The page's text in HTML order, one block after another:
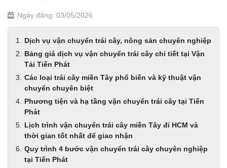
Ngày đăng: 03/05/2026
Dịch vụ vận chuyển trái cây, nông sản chuyên nghiệp
Bảng giá dịch vụ vận chuyển trái cây chi tiết tại Vận
Tải Tiến Phát
Các loại trái cây miền Tây phổ biến và kỹ thuật vận
chuyển chuyên biệt
Phương tiện và hạ tầng vận chuyển trái cây tại Tiến
Phát
Lịch trình vận chuyển trái cây miền Tây đi HCM và
thời gian tốt nhất để giao nhận
Quy trình 4 bước vận chuyển trái cây chuyên nghiệp
tại Tiến Phát